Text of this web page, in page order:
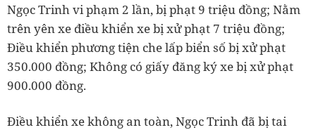
Ngọc Trinh vi phạm 2 lần, bị phạt 9 triệu đồng; Nằm
trên yên xe điều khiển xe bị xử phạt 7 triệu đồng;
Điều khiển phương tiện che lấp biển số bị xử phạt
350.000 đồng; Không có giấy đăng ký xe bị xử phạt
900.000 đồng.
Điều khiển xe không an toàn, Ngọc Trinh đã bị tai